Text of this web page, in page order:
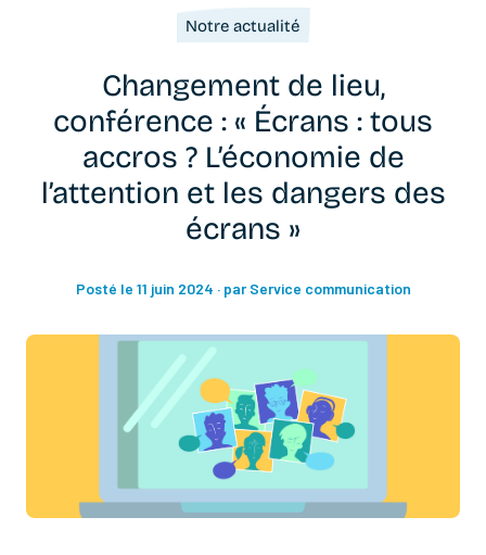
Notre actualité
Changement de lieu,
conférence : « Écrans : tous
accros ? L’économie de
l’attention et les dangers des
écrans »
Posté le 11 juin 2024 · par Service communication